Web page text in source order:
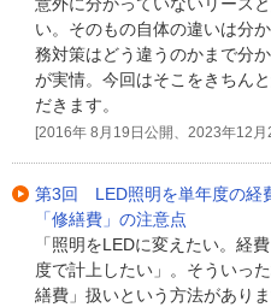
い。そのもの自体の違いは分
務対策はどう違うのかまで分
が実情。今回はそこをきちん
だきます。
[2016年 8月19日公開、2023年12月
第3回 LED照明を単年度の経
「修繕費」の注意点
「照明をLEDに変えたい。経
度で計上したい」。そういっ
繕費」扱いという方法があり